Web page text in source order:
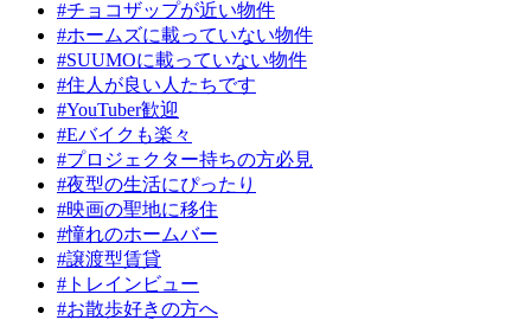
#チョコザップが近い物件
#ホームズに載っていない物件
#SUUMOに載っていない物件
#住人が良い人たちです
#YouTuber歓迎
#Eバイクも楽々
#プロジェクター持ちの方必見
#夜型の生活にぴったり
#映画の聖地に移住
#憧れのホームバー
#譲渡型賃貸
#トレインビュー
#お散歩好きの方へ